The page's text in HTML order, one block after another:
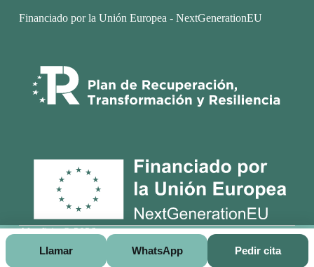
Financiado por la Unión Europea - NextGenerationEU
Alcofisio © 2026
Llamar
WhatsApp Pedir cita